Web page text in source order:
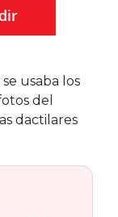
usaba los
del
dactilares